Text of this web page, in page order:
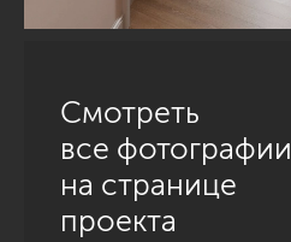
Смотреть
все фотографии
на странице
проекта